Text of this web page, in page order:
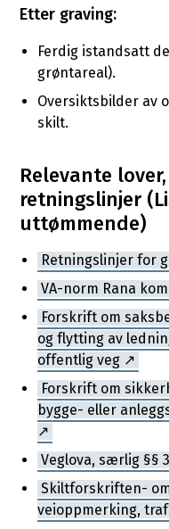
Etter graving:
Ferdig istandsatt
grøntareal).
Oversiktsbilder av
skilt.
Relevante
retningslinjer
uttømmende)
Retningslinjer for
VA-norm Rana
Forskrift om
og flytting av
offentlig veg
Forskrift om
bygge- eller
Veglova, særlig §§
Skiltforskriften-
veioppmerking,